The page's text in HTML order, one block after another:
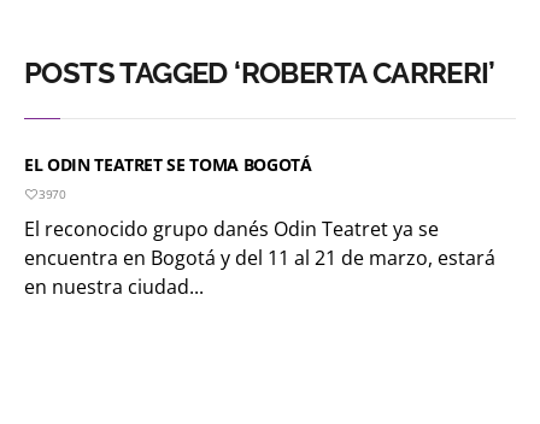
POSTS TAGGED ‘ROBERTA CARRERI’
EL ODIN TEATRET SE TOMA BOGOTÁ
3970
El reconocido grupo danés Odin Teatret ya se
encuentra en Bogotá y del 11 al 21 de marzo, estará
en nuestra ciudad...